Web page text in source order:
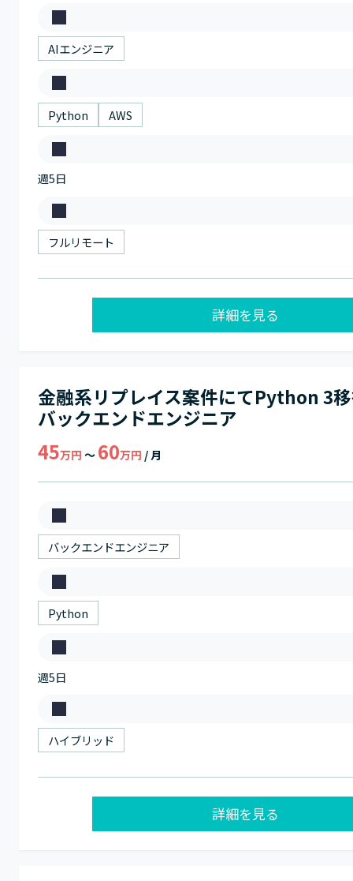
募
集
職
種
AIエンジニア
ス
キ
Python AWS
稼
働
日
数
週5日
働
き
フルリモート
詳細を見る
金融系リプレイス案件にてPython 3
バックエンドエンジニア
45万円 ～ 60万円 / 月
募
集
種
バックエンドエンジニア
ス
キ
ル
Python
稼
働
日
数
週5日
働
き
ハイブリッド
詳細を見る